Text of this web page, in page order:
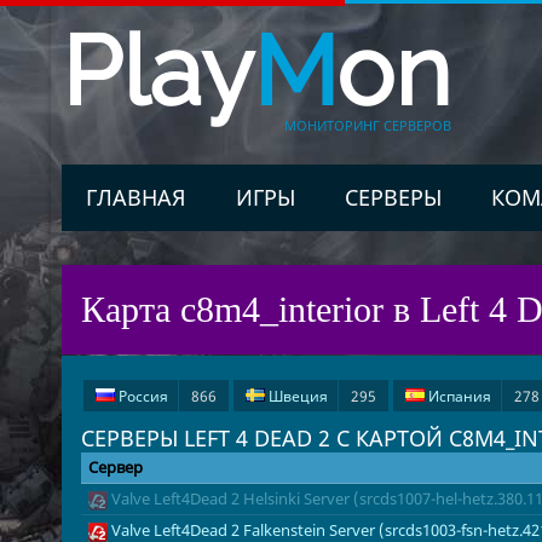
PlayMon
МОНИТОРИНГ СЕРВЕРОВ
ГЛАВНАЯ ИГРЫ СЕРВЕРЫ
Карта c8m4_interior в Left 4
Россия 866 Швеция 295 Испания 278
Франция
13 Иран 3 Чехия 3
Италия
СЕРВЕРЫ LEFT 4 DEAD 2 С КАРТОЙ
Сервер
Valve Left4Dead 2 Helsinki Server (srcds1007-hel-
Valve Left4Dead 2 Falkenstein Server (srcds1003-fsn-